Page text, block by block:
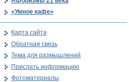
«Умное кафе»
Карта сайта
Обратная связь
Тема для размышлений
Прислать информацию
Фотоматериалы